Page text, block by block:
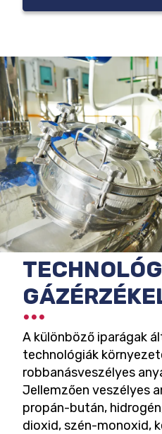
A különböző iparágak
technológiák
robbanásveszélyes
Jellemzően veszélyes
propán-bután,
dioxid, szén-monoxid,